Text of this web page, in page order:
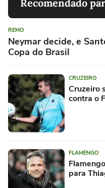
Recomendado
REMO
Neymar decide, e
Copa do Brasil
CRUZEIRO
Cruzeiro
contra o
FLAMENGO
para